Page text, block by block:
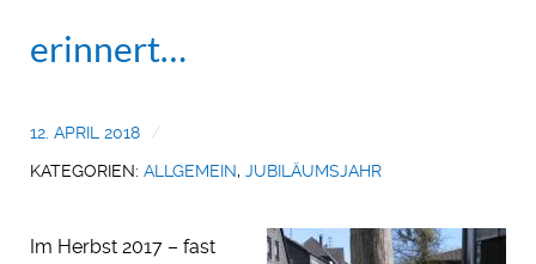
erinnert…
12. APRIL 2018
KATEGORIEN: ALLGEMEIN, JUBILÄUMSJAHR
Im Herbst 2017 – fast